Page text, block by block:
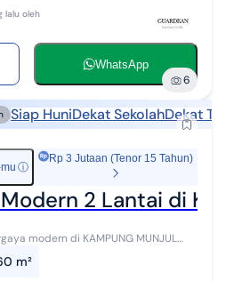
lalu oleh
WhatsApp
6
Siap HuniDekat SekolahDekat
ⓘ
Rp 3 Jutaan (Tenor 15 Tahun)
2 Lantai di
modern di KAMPUNG MUNJUL
RT 07 RW 019, KEL MANGGAHANG,
PROV J...
m²